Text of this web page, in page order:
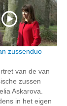
zussenduo
van de van
zussen
Askarova.
in het eigen